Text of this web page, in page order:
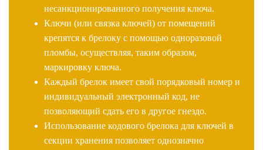
несанкционированного получения ключа.
Ключи (или связка ключей) от помещений
крепятся к брелоку с помощью одноразовой
пломбы, осуществляя, таким образом,
маркировку ключа.
Каждый брелок имеет свой порядковый номер и
индивидуальный электронный код, не
позволяющий сдать его в другое гнездо.
Использование кодового брелока для ключей в
секции хранения позволяет однозначно